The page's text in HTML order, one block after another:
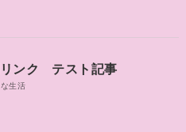
ンク テスト記事
生活